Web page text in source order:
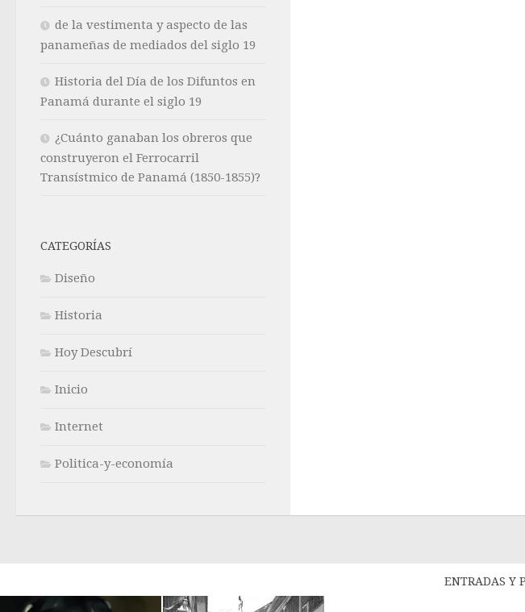
de la vestimenta y aspecto de las
panameñas de mediados del siglo 19
Historia del Día de los Difuntos en
Panamá durante el siglo 19
¿Cuánto ganaban los obreros que
construyeron el Ferrocarril
Transístmico de Panamá (1850-1855)?
CATEGORÍAS
Diseño
Historia
Hoy Descubrí
Inicio
Internet
Politica-y-economía
ENTRADAS Y